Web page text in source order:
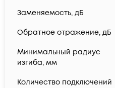
Заменяемость, дБ
Обратное отражение, дБ
Минимальный радиус
изгиба, мм
Количество подключений